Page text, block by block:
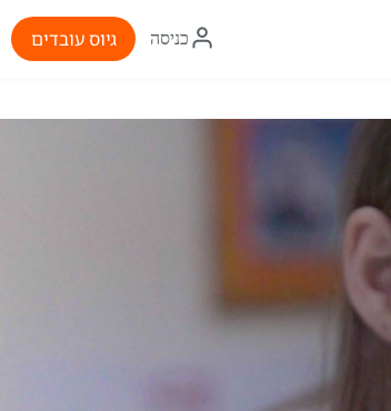
איקון
התחברות
כניסה גיוס עובדים